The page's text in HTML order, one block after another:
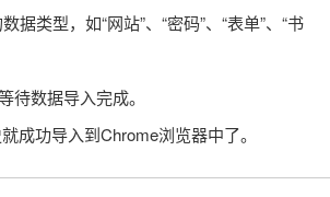
据类型，如“网站”、“密码”、“表单”、“书
待数据导入完成。
成功导入到Chrome浏览器中了。